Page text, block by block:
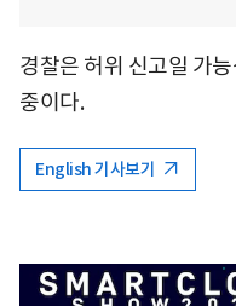
경찰은 허위 신고일 가
중이다.
English 기사보기